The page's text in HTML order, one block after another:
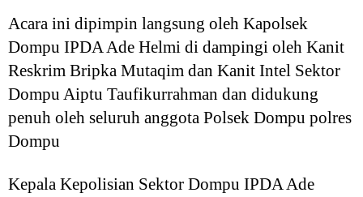
Acara ini dipimpin langsung oleh Kapolsek
Dompu IPDA Ade Helmi di dampingi oleh Kanit
Reskrim Bripka Mutaqim dan Kanit Intel Sektor
Dompu Aiptu Taufikurrahman dan didukung
penuh oleh seluruh anggota Polsek Dompu polres
Dompu
Kepala Kepolisian Sektor Dompu IPDA Ade